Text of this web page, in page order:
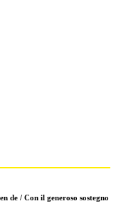
de / Con il generoso sostegno